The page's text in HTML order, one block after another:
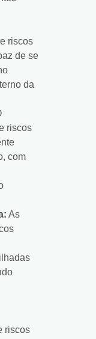
riscos
de se
da
riscos
com
As
riscos